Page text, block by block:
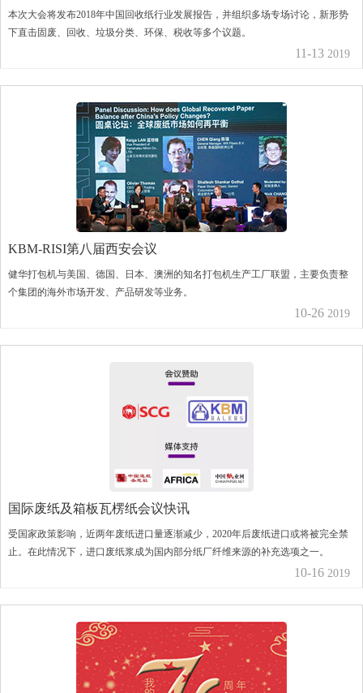
本次大会将发布2018年中国回收纸行业发展报告，并组织多场专场讨论，新形势
下直击固废、回收、垃圾分类、环保、税收等多个议题。
11-13 2019
KBM-RISI第八届西安会议
健华打包机与美国、德国、日本、澳洲的知名打包机生产工厂联盟，主要负责整
个集团的海外市场开发、产品研发等业务。
10-26 2019
国际废纸及箱板瓦楞纸会议快讯
受国家政策影响，近两年废纸进口量逐渐减少，2020年后废纸进口或将被完全禁
止。在此情况下，进口废纸浆成为国内部分纸厂纤维来源的补充选项之一。
10-16 2019